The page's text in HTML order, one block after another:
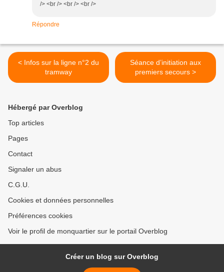
/> <br /> <br /> <br />
Répondre
< Infos sur la ligne n°2 du
tramway
Séance d’initiation aux
premiers secours >
Hébergé par Overblog
Top articles
Pages
Contact
Signaler un abus
C.G.U.
Cookies et données personnelles
Préférences cookies
Voir le profil de monquartier sur le portail Overblog
Créer un blog sur Overblog